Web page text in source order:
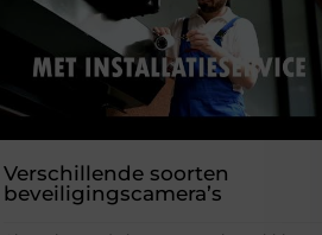
Verschillende soorten
beveiligingscamera’s